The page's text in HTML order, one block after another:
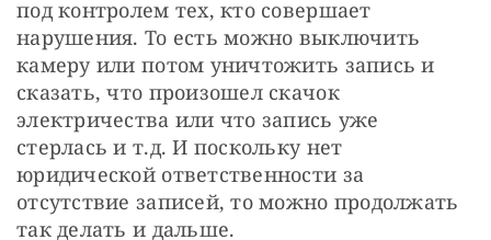
под контролем тех, кто совершает
нарушения. То есть можно выключить
камеру или потом уничтожить запись и
сказать, что произошел скачок
электричества или что запись уже
стерлась и т.д. И поскольку нет
юридической ответственности за
отсутствие записей, то можно продолжать
так делать и дальше.